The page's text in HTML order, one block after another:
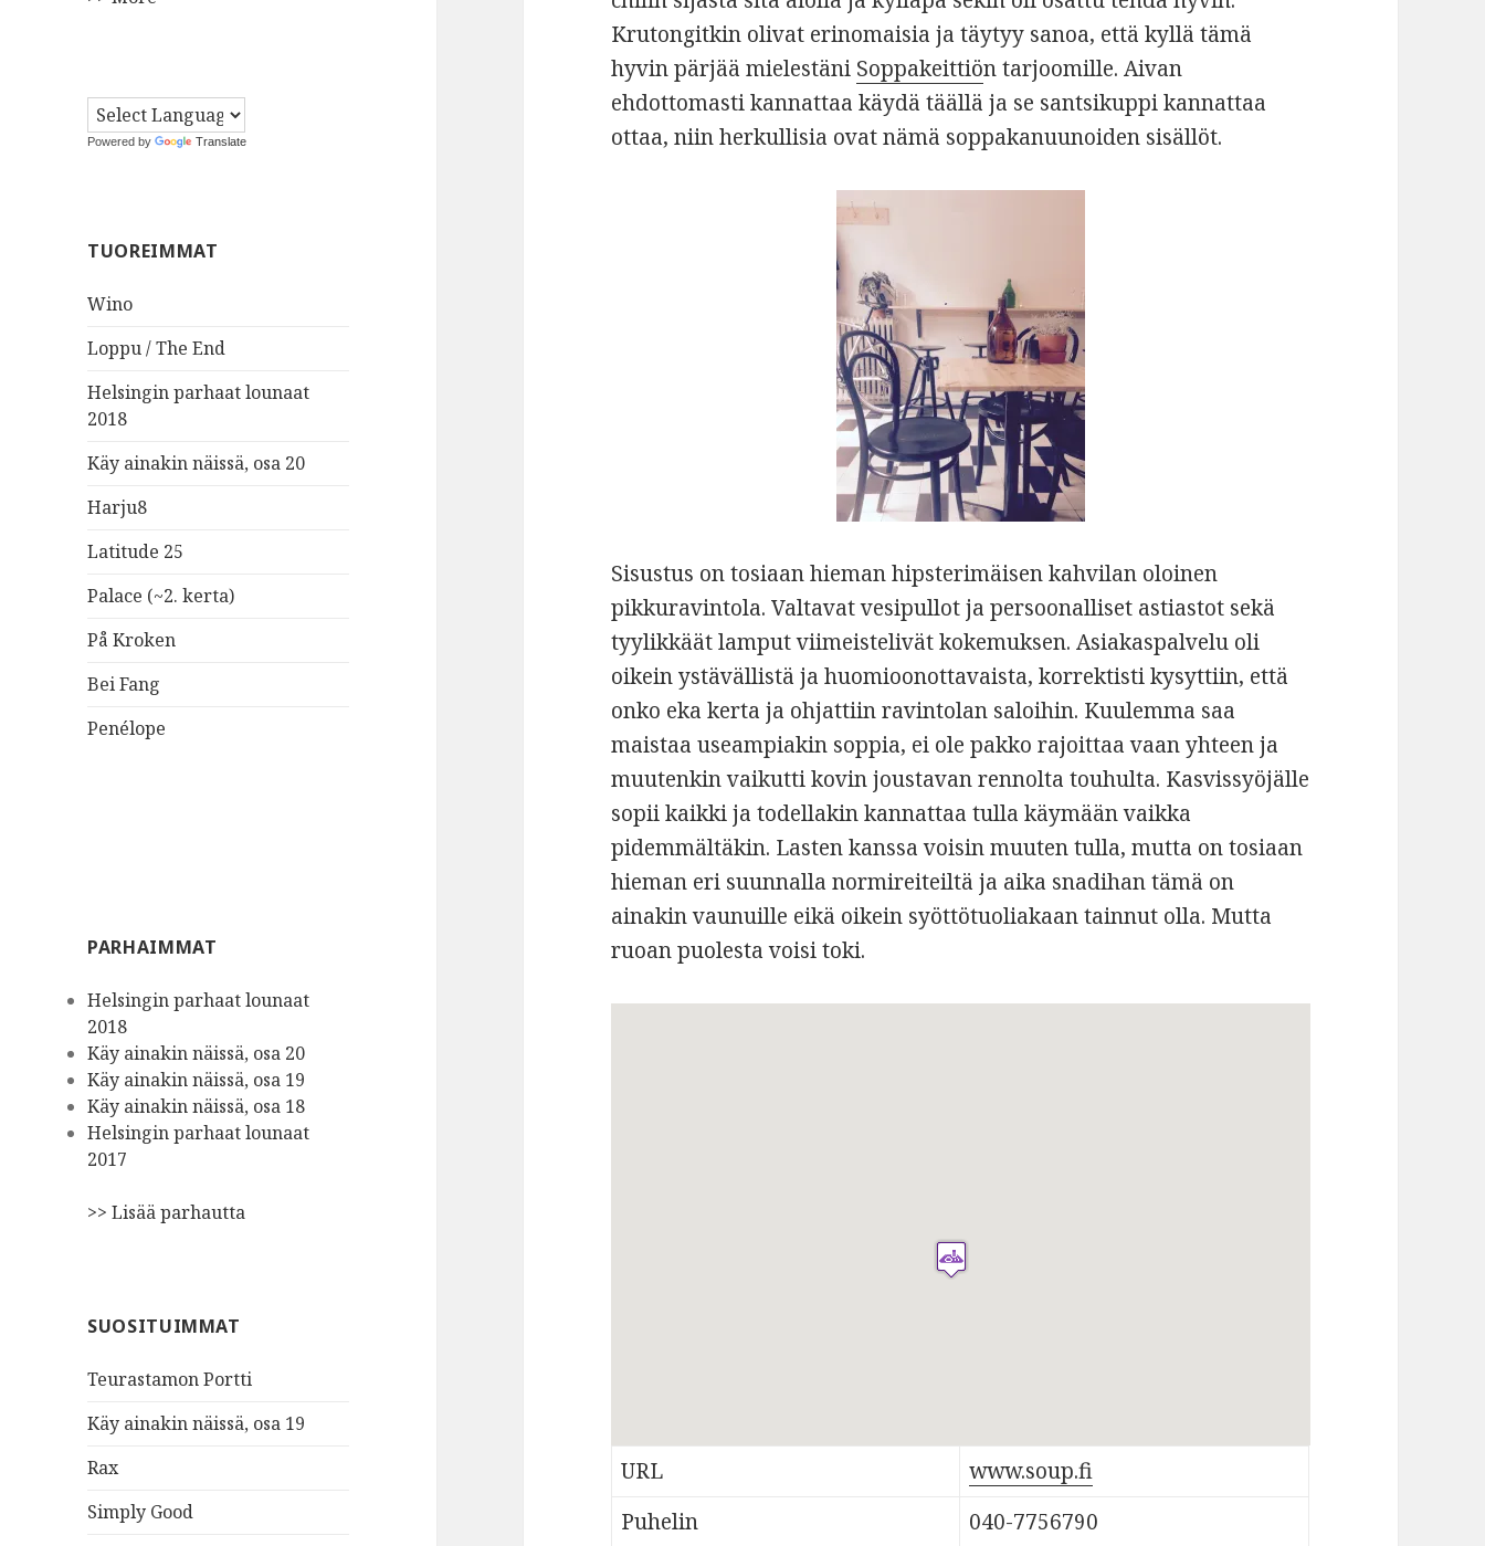
Powered by Translate
TUOREIMMAT
Wino
Loppu / The End
Helsingin parhaat lounaat
2018
Käy ainakin näissä, osa 20
Harju8
Latitude 25
Palace (~2. kerta)
På Kroken
Bei Fang
Penélope
PARHAIMMAT
Helsingin parhaat lounaat
2018
Käy ainakin näissä, osa 20
Käy ainakin näissä, osa 19
Käy ainakin näissä, osa 18
Helsingin parhaat lounaat
2017
>> Lisää parhautta
SUOSITUIMMAT
Teurastamon Portti
Käy ainakin näissä, osa 19
Rax
Simply Good
Krutongitkin olivat erinomaisia ja täytyy sanoa, että kyllä tämä
hyvin pärjää mielestäni Soppakeittiön tarjoomille. Aivan
ehdottomasti kannattaa käydä täällä ja se santsikuppi kannattaa
ottaa, niin herkullisia ovat nämä soppakanuunoiden sisällöt.
Sisustus on tosiaan hieman hipsterimäisen kahvilan oloinen
pikkuravintola. Valtavat vesipullot ja persoonalliset astiastot sekä
tyylikkäät lamput viimeistelivät kokemuksen. Asiakaspalvelu oli
oikein ystävällistä ja huomioonottavaista, korrektisti kysyttiin, että
onko eka kerta ja ohjattiin ravintolan saloihin. Kuulemma saa
maistaa useampiakin soppia, ei ole pakko rajoittaa vaan yhteen ja
muutenkin vaikutti kovin joustavan rennolta touhulta. Kasvissyöjälle
sopii kaikki ja todellakin kannattaa tulla käymään vaikka
pidemmältäkin. Lasten kanssa voisin muuten tulla, mutta on tosiaan
hieman eri suunnalla normireiteiltä ja aika snadihan tämä on
ainakin vaunuille eikä oikein syöttötuoliakaan tainnut olla. Mutta
ruoan puolesta voisi toki.
URL
www.soup.fi
Puhelin
040-7756790